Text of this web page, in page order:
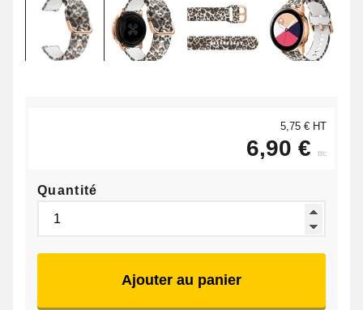
5,75 € HT
6,90 € ttc
Quantité
Ajouter au panier